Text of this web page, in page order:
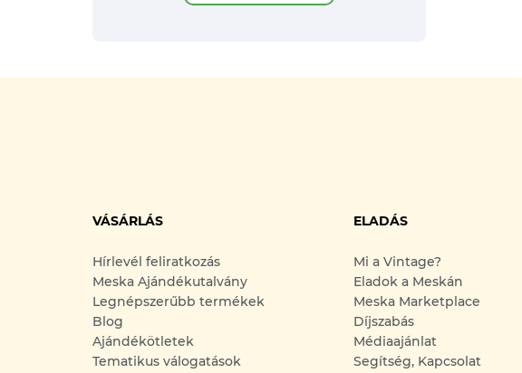
VÁSÁRLÁS
Hírlevél feliratkozás
Meska Ajándékutalvány
Legnépszerűbb termékek
Blog
Ajándékötletek
Tematikus válogatások
ELADÁS
Mi a Vintage?
Eladok a Meskán
Meska Marketplace
Díjszabás
Médiaajánlat
Segítség, Kapcsolat